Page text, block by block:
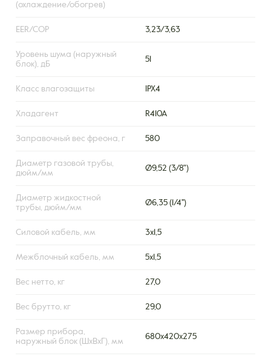
(охлаждение/обогрев)
EER/COP 3,23/3,63
Уровень шума (наружный
блок), дБ
51
Класс влагозащиты IPX4
Хладагент R410A
Заправочный вес фреона, г 580
Диаметр газовой трубы,
дюйм/мм
Ø9,52 (3/8")
Диаметр жидкостной
трубы, дюйм/мм
Ø6,35 (1/4'')
Силовой кабель, мм 3х1,5
Межблочный кабель, мм 5х1,5
Вес нетто, кг 27,0
Вес брутто, кг 29,0
Размер прибора,
наружный блок (ШxВxГ), мм
680x420x275